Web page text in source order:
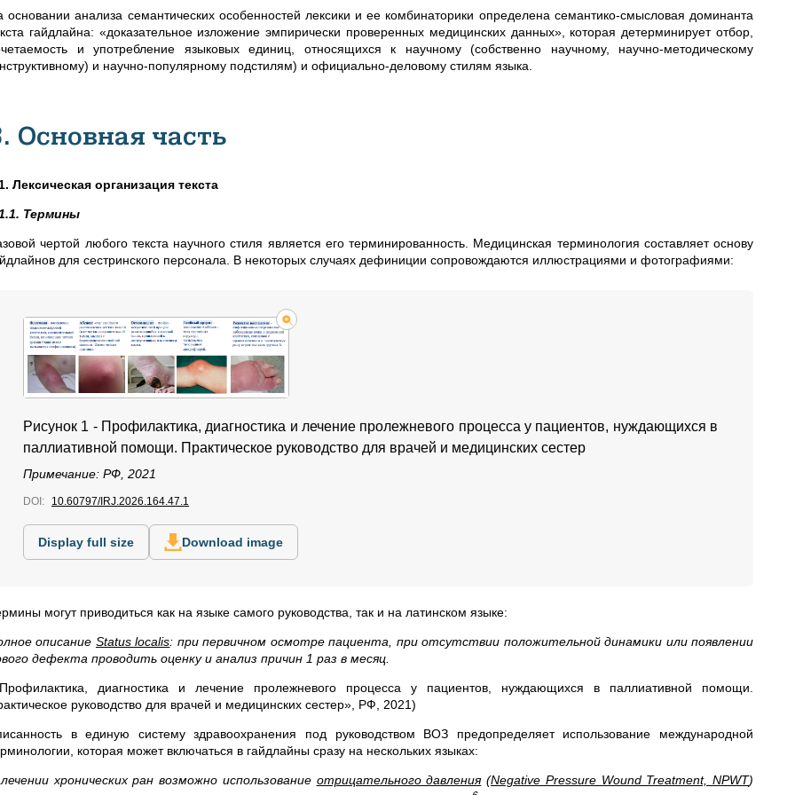
основании анализа семантических особенностей лексики и ее комбинаторики определена семантико-смысловая доминанта
гайдлайна: «доказательное изложение эмпирически проверенных медицинских данных», которая детерминирует отбор,
и употребление языковых единиц, относящихся к научному (собственно научному, научно-методическому
и научно-популярному подстилям) и официально-деловому стилям языка.
Основная часть
Лексическая организация текста
Термины
чертой любого текста научного стиля является его терминированность. Медицинская терминология составляет основу
для сестринского персонала. В некоторых случаях дефиниции сопровождаются иллюстрациями и фотографиями:
Рисунок 1 - Профилактика, диагностика и лечение пролежневого процесса у пациентов, нуждающихся в
паллиативной помощи. Практическое руководство для врачей и медицинских сестер
Примечание: РФ, 2021
DOI: 10.60797/IRJ.2026.164.47.1
Display full size Download image
могут приводиться как на языке самого руководства, так и на латинском языке:
описание Status localis: при первичном осмотре пациента, при отсутствии положительной динамики или появлении
дефекта проводить оценку и анализ причин 1 раз в месяц.
диагностика и лечение пролежневого процесса у пациентов, нуждающихся в паллиативной помощи.
руководство для врачей и медицинских сестер», РФ, 2021)
в единую систему здравоохранения под руководством ВОЗ предопределяет использование международной
которая может включаться в гайдлайны сразу на нескольких языках:
хронических ран возможно использование отрицательного давления(Negative Pressure Wound Treatment, NPWT)